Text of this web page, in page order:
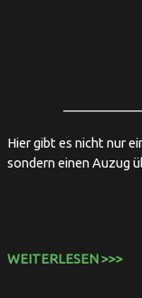
Hier gibt es nicht nur
sondern einen Auzug
WEITERLESEN >>>